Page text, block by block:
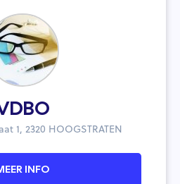
1, 2320 HOOGSTRATEN
INFO